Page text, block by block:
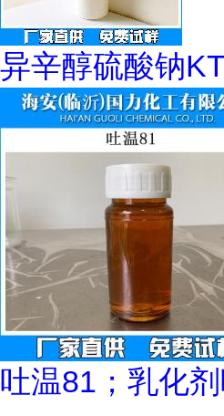
异辛醇硫酸钠
吐温81；乳化